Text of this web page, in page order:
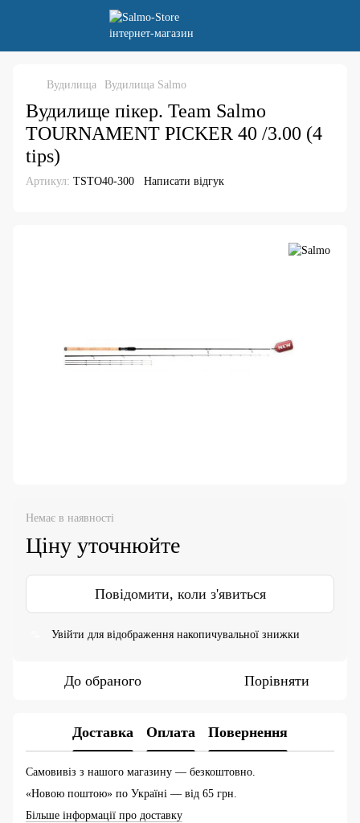
Вудилища Вудилища Salmo
Вудилище пікер. Team Salmo
TOURNAMENT PICKER 40 /3.00 (4
tips)
Артикул: TSTO40-300 Написати відгук
Немає в наявності
Ціну уточнюйте
Повідомити, коли з'явиться
Увійти для відображення накопичувальної знижки
До обраного Порівняти
Доставка Оплата Повернення
Самовивіз з нашого магазину — безкоштовно.
«Новою поштою» по Україні — від 65 грн.
Більше інформації про доставку